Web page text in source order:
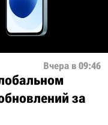
Вчера в 09:46
за